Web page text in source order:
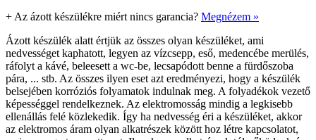
+ Az ázott készülékre miért nincs garancia? Megnézem »
Ázott készülék alatt értjük az összes olyan készüléket, ami
nedvességet kaphatott, legyen az vízcsepp, eső, medencébe merülés,
ráfolyt a kávé, beleesett a wc-be, lecsapódott benne a fürdőszoba
pára, ... stb. Az összes ilyen eset azt eredményezi, hogy a készülék
belsejében korróziós folyamatok indulnak meg. A folyadékok vezető
képességgel rendelkeznek. Az elektromosság mindig a legkisebb
ellenállás felé közlekedik. Így ha nedvesség éri a készüléket, akkor
az elektromos áram olyan alkatrészek között hoz létre kapcsolatot,